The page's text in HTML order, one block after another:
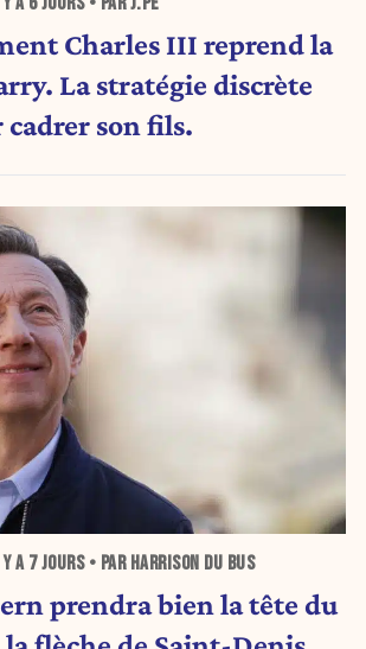
Charles III reprend la
La stratégie discrète
cadrer son fils.
A7 JOURS• PAR HARRISON DU BUS
prendra bien la tête du